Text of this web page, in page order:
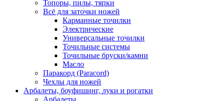
Топоры, пилы, тяпки
Всё для заточки ножей
Карманные точилки
Электрические
Универсальные точилки
Точильные системы
Точильные бруски/камни
Масло
Паракорд (Paracord)
Чехлы для ножей
Арбалеты, боуфишинг, луки и рогатки
Арбалеты